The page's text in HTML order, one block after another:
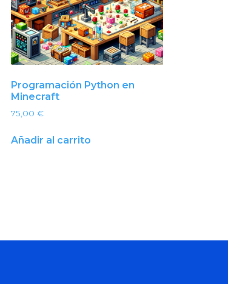
Programación Python en
Minecraft
75,00€
Añadir al carrito